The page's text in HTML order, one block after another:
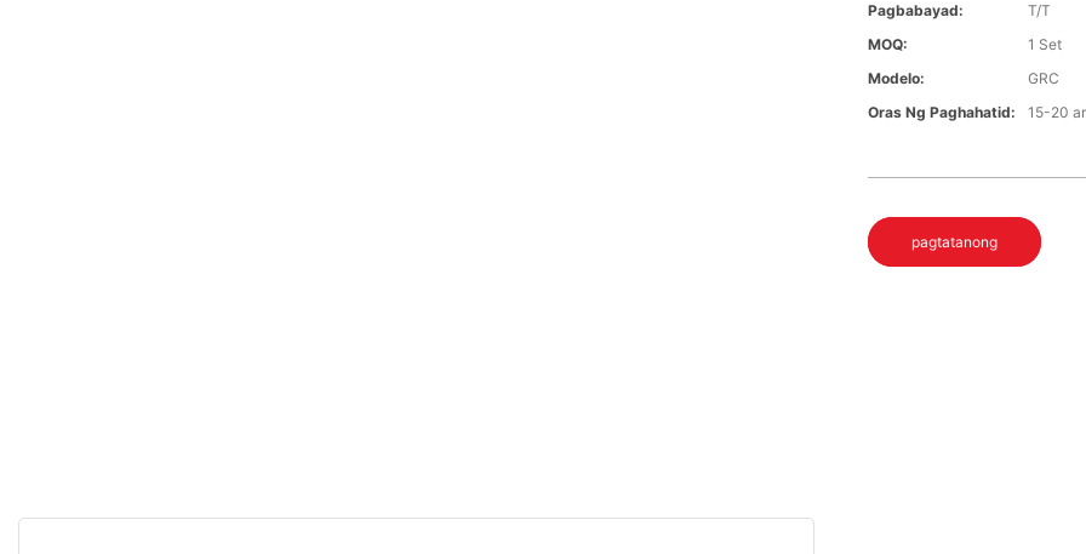
Pagbabayad:
T/T
MOQ:
1 Set
Modelo:
GRC
Oras Ng Paghahatid:
15-20
pagtatanong